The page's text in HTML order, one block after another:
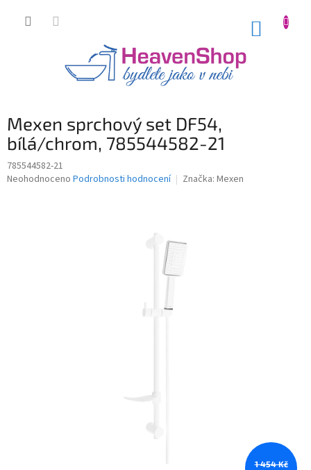
Mexen sprchový set DF54,
bílá/chrom, 785544582-21
785544582-21
Průměrné
Neohodnoceno Podrobnosti hodnocení Značka: Mexen
1 454 Kč